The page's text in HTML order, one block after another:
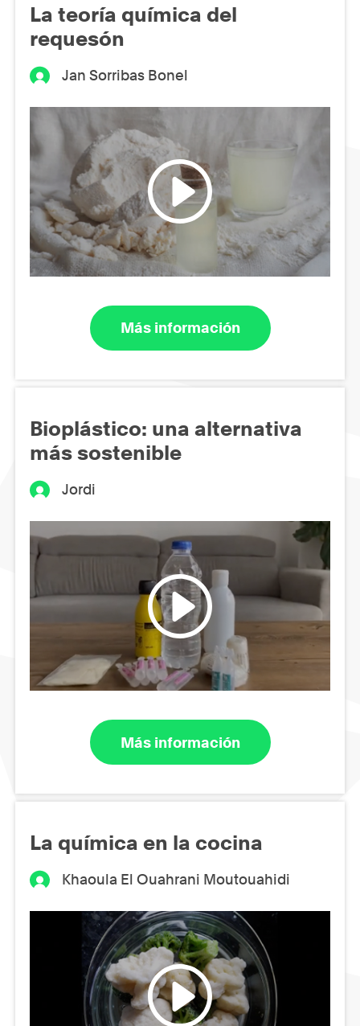
La teoría química del
requesón
Jan Sorribas Bonel
Más información
Bioplástico: una alternativa
más sostenible
Jordi
Más información
La química en la cocina
Khaoula El Ouahrani Moutouahidi